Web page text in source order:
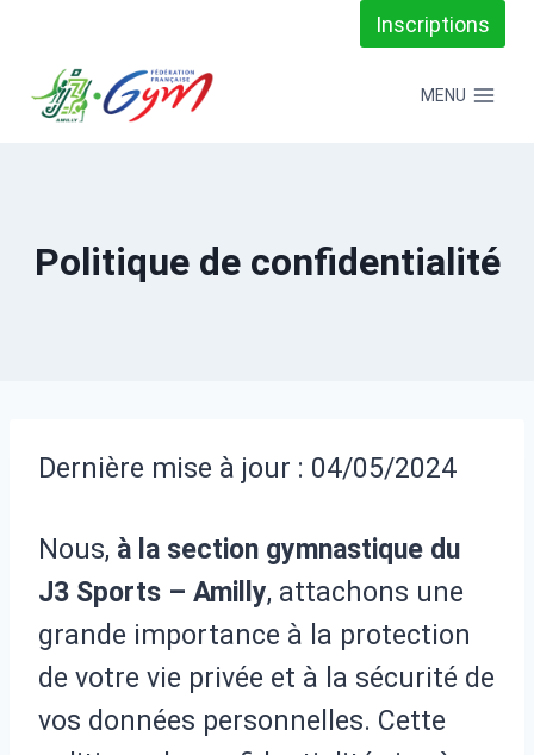
contenu
Inscriptions
MENU
Politique de confidentialité
Dernière mise à jour : 04/05/2024
Nous, à la section gymnastique du
J3 Sports – Amilly, attachons une
grande importance à la protection
de votre vie privée et à la sécurité de
vos données personnelles. Cette